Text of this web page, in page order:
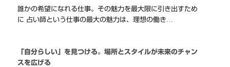
誰かの希望になれる仕事。その魅力を最大限に引き出すため
に 占い師という仕事の最大の魅力は、理想の働き…
「自分らしい」を見つける。場所とスタイルが未来のチャン
スを広げる